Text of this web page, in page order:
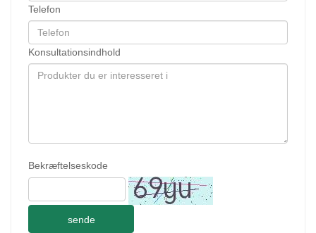
Telefon
Konsultationsindhold
Bekræftelseskode
sende